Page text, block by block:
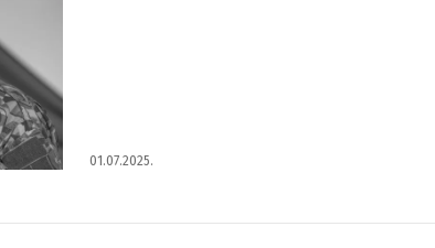
01.07.2025.